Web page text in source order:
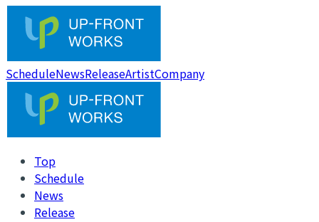
ScheduleNewsReleaseArtistCompany
Top
Schedule
News
Release